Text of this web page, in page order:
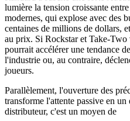
lumière la tension croissante
modernes, qui explose avec des
centaines de millions de dollars,
au prix. Si Rockstar et Take-Two
pourrait accélérer une tendance
l'industrie ou, au contraire,
joueurs.
Parallèlement, l'ouverture des
transforme l'attente passive en
distributeur, c'est un moyen de